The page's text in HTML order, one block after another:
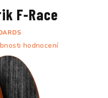
F-Race
hodnocení